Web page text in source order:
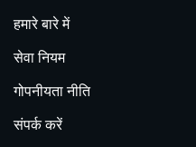
हमारे बारे में
सेवा नियम
गोपनीयता नीति
संपर्क करें